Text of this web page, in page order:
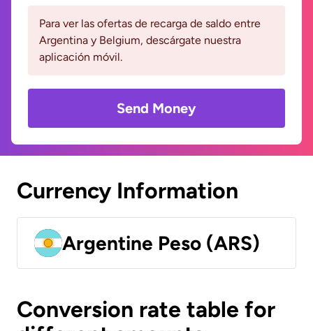
Para ver las ofertas de recarga de saldo entre
Argentina y Belgium, descárgate nuestra
aplicación móvil.
Send Money
Currency Information
Argentine Peso (ARS)
Conversion rate table for